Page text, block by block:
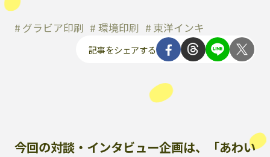
グラビア印刷 環境印刷 東洋インキ
記事をシェアする
今回の対談・インタビュー企画は、「あわい